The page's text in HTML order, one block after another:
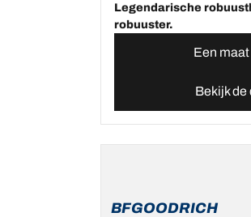
Legendarische
robuuster.
Een
Bekijk de
BFGOODRICH